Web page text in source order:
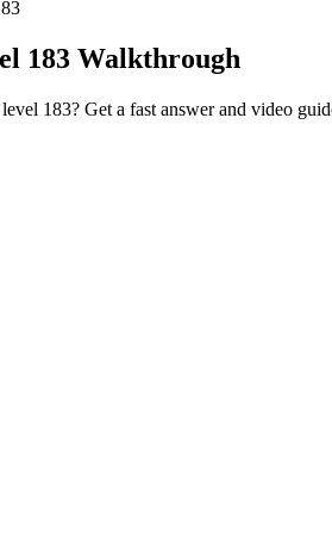
183 Walkthrough
183? Get a fast answer and video